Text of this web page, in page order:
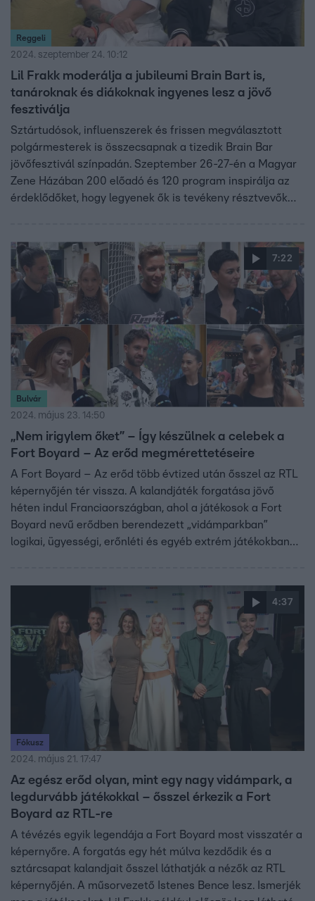
Reggeli
2024. szeptember 24. 10:12
Lil Frakk moderálja a jubileumi Brain Bart is,
tanároknak és diákoknak ingyenes lesz a jövő
fesztiválja
Sztártudósok, influenszerek és frissen megválasztott
polgármesterek is összecsapnak a tizedik Brain Bar
jövőfesztivál színpadán. Szeptember 26-27-én a Magyar
Zene Házában 200 előadó és 120 program inspirálja az
érdeklődőket, hogy legyenek ők is tevékeny résztvevők
mire számíthat, aki kilátogat a 10. Brain Barra.
7:22
Bulvár
2024. május 23. 14:50
„Nem irigylem őket” – Így készülnek a celebek a
Fort Boyard – Az erőd megmérettetéseire
A Fort Boyard – Az erőd több évtized után ősszel az RTL
képernyőjén tér vissza. A kalandjáték forgatása jövő
héten indul Franciaországban, ahol a játékosok a Fort
Boyard nevű erődben berendezett „vidámparkban”
logikai, ügyességi, erőnléti és egyéb extrém játékokban
megmérettetésekre, milyen fóbiákkal küzdenek, és hogy
milyen típusú játékokat várnak a leginkább.
4:37
Fókusz
2024. május 21. 17:47
Az egész erőd olyan, mint egy nagy vidámpark, a
legdurvább játékokkal – ősszel érkezik a Fort
Boyard az RTL-re
A tévézés egyik legendája a Fort Boyard most visszatér a
képernyőre. A forgatás egy hét múlva kezdődik és a
sztárcsapat kalandjait ősszel láthatják a nézők az RTL
képernyőjén. A műsorvezető Istenes Bence lesz. Ismerjék